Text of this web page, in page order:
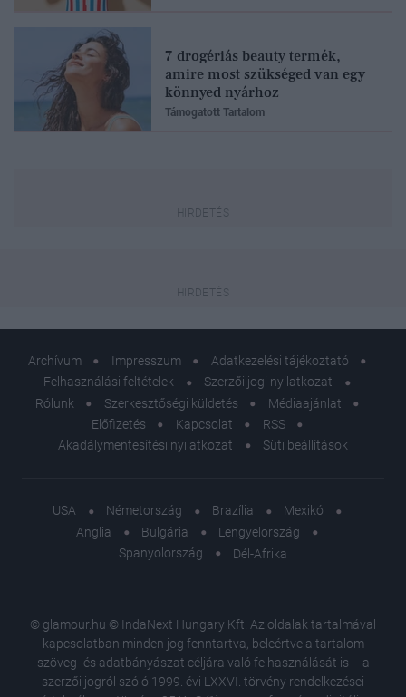
7 drogériás beauty termék,
amire most szükséged van egy
könnyed nyárhoz
Támogatott Tartalom
Archívum Impresszum
Adatkezelési tájékoztató
Felhasználási feltételek
Szerzői jogi nyilatkozat
Rólunk
Szerkesztőségi küldetés
Médiaajánlat
Előfizetés
Kapcsolat
RSS
Akadálymentesítési nyilatkozat
Süti beállítások
USA Németország Brazília
Mexikó
Anglia
Bulgária
Lengyelország
Spanyolország
Dél-Afrika
© glamour.hu © IndaNext Hungary Kft. Az oldalak tartalmával
kapcsolatban minden jog fenntartva, beleértve a tartalom
szöveg- és adatbányászat céljára való felhasználását is – a
szerzői jogról szóló 1999. évi LXXVI. törvény rendelkezései